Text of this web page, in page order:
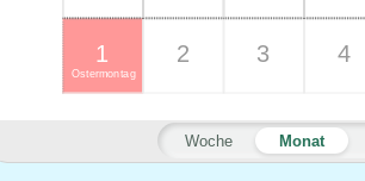
Woche Monat
Ostermontag
1 2 3 4